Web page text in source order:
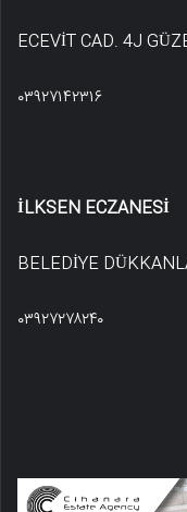
ECEVİT CAD. 4J
۰۳۹۲۷۱۴۲۳۱۶
İLKSEN ECZANESİ
BELEDİYE
۰۳۹۲۷۲۷۸۲۴۰